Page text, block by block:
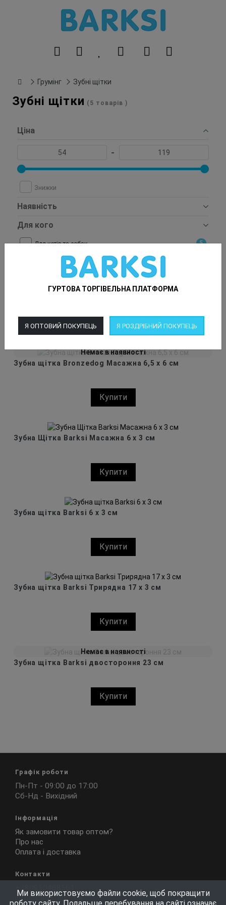
ГУРТОВА ТОРГІВЕЛЬНА ПЛАТФОРМА
Я ОПТОВИЙ ПОКУПЕЦЬ Я РОЗДРІБНИЙ ПОКУПЕЦЬ
Грумінг Зубні щітки
Зубні щітки (5 товарів )
Ціна
-
Знижки
Наявність
Для кого
Для котів та собак 5
Пріорітетність
Немає в наявності
Зубна щітка Bronzedog Масажна 6,5 х 6 см
Купити
Зубна Щітка Barksi Масажна 6 х 3 см
Купити
Зубна щітка Barksi 6 x 3 см
Купити
Зубна щітка Barksi Трирядна 17 x 3 см
Купити
Немає в наявності
Зубна щітка Barksi двостороння 23 см
Купити
Графік роботи
Пн-Пт - 09:00 до 17:00
Сб-Нд - Вихідний
Інформація
Як замовити товар оптом?
Про нас
Оплата і доставка
Контакти
+380950468561
info@barksi.com.ua
Ми використовуємо файли cookie, щоб покращити